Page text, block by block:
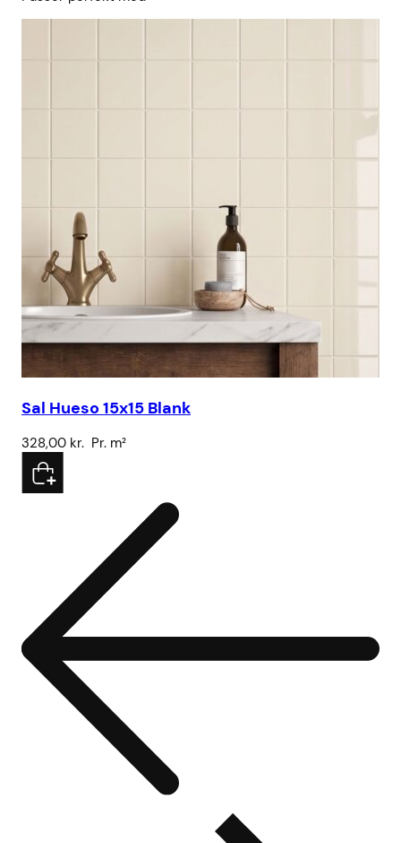
Sal Hueso 15x15 Blank
328,00 kr. Pr. m²